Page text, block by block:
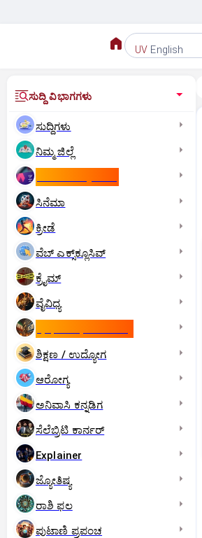
UV English
ಸುದ್ದಿ ವಿಭಾಗಗಳು
ಸುದ್ದಿಗಳು
ನಿಮ್ಮ ಜಿಲ್ಲೆ
ಸಿನೆಮಾ
ಕ್ರೀಡೆ
ವೆಬ್ ಎಕ್ಸ್‌ಕ್ಲೂಸಿವ್
ಕ್ರೈಮ್
ವೈವಿಧ್ಯ
ಶಿಕ್ಷಣ / ಉದ್ಯೋಗ
ಆರೋಗ್ಯ
ಅನಿವಾಸಿ ಕನ್ನಡಿಗ
ಸೆಲೆಬ್ರಿಟಿ ಕಾರ್ನರ್‌
Explainer
ಜ್ಯೋತಿಷ್ಯ
ರಾಶಿ ಫಲ
ಪುಟಾಣಿ ಪ್ರಪಂಚ